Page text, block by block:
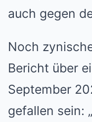
auch gegen
Noch
Bericht über
September
gefallen sein: